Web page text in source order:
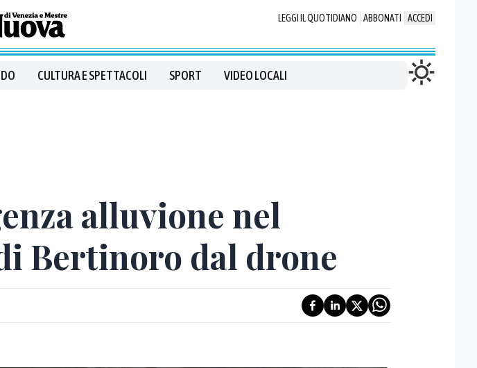
LEGGI IL QUOTIDIANO ABBONATI ACCEDI
CULTURA E SPETTACOLI SPORT VIDEO LOCALI
alluvione nel
Bertinoro dal drone